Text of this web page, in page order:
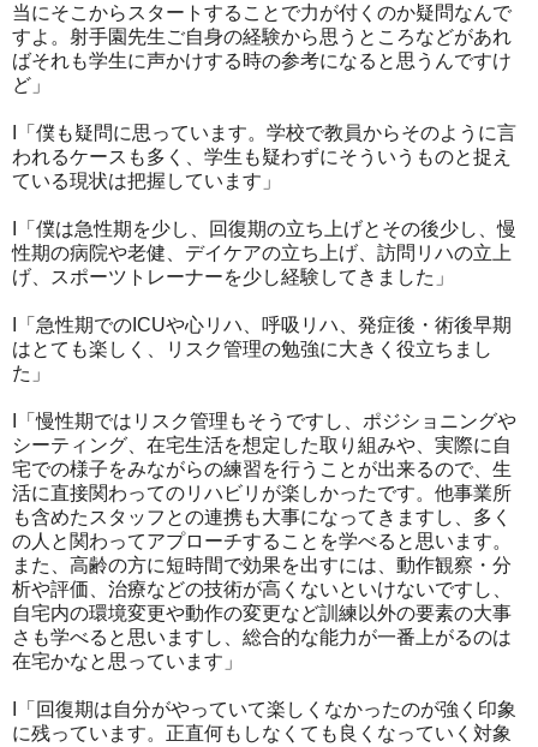
当にそこからスタートすることで力が付くのか疑問なんで
すよ。射手園先生ご自身の経験から思うところなどがあれ
ばそれも学生に声かけする時の参考になると思うんですけ
ど」
I「僕も疑問に思っています。学校で教員からそのように言
われるケースも多く、学生も疑わずにそういうものと捉え
ている現状は把握しています」
I「僕は急性期を少し、回復期の立ち上げとその後少し、慢
性期の病院や老健、デイケアの立ち上げ、訪問リハの立上
げ、スポーツトレーナーを少し経験してきました」
I「急性期でのICUや心リハ、呼吸リハ、発症後・術後早期
はとても楽しく、リスク管理の勉強に大きく役立ちまし
た」
I「慢性期ではリスク管理もそうですし、ポジショニングや
シーティング、在宅生活を想定した取り組みや、実際に自
宅での様子をみながらの練習を行うことが出来るので、生
活に直接関わってのリハビリが楽しかったです。他事業所
も含めたスタッフとの連携も大事になってきますし、多く
の人と関わってアプローチすることを学べると思います。
また、高齢の方に短時間で効果を出すには、動作観察・分
析や評価、治療などの技術が高くないといけないですし、
自宅内の環境変更や動作の変更など訓練以外の要素の大事
さも学べると思いますし、総合的な能力が一番上がるのは
在宅かなと思っています」
I「回復期は自分がやっていて楽しくなかったのが強く印象
に残っています。正直何もしなくても良くなっていく対象